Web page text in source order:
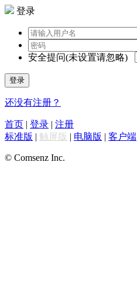
登录
安全提问(未设置请忽略)
登录
还没有注册？
首页 | 登录 | 注册
标准版 | 触屏版 | 电脑版 | 客户端
© Comsenz Inc.